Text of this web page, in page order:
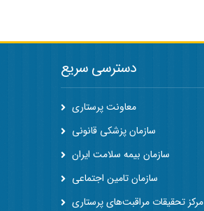
دسترسی سریع
معاونت پرستاری
سازمان پزشکی قانونی
سازمان بیمه سلامت ایران
سازمان تامین اجتماعی
مرکز تحقیقات مراقبت‌های پرستاری